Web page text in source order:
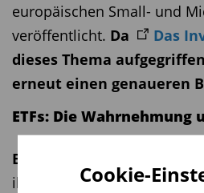
Cookie-
europäischen Small- und
veröffentlicht. Da Das
dieses Thema
erneut einen genaueren
ETFs: Die Wahrnehmung
ETFs
ihrer geringen Kosten und